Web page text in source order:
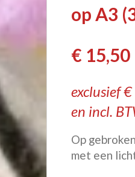
op A3
€ 15,50
exclusief
en incl.
Op
met een